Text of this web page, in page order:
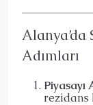
Alanya’da
Adımları
Piyasayı
rezidans